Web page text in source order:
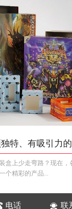
盒上少走弯路？现在，
个精彩的产品...
电话 联